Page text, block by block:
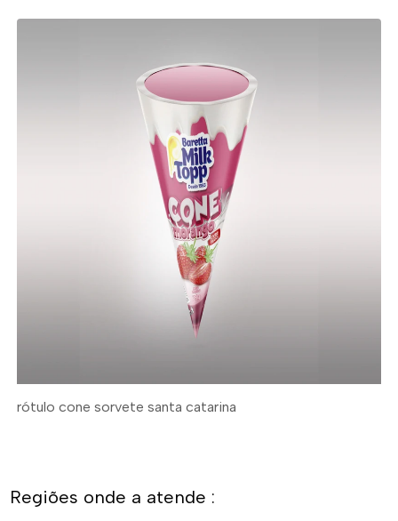
rótulo cone sorvete santa catarina
Regiões onde a atende :